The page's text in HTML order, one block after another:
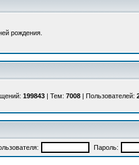
рождения.
199843 | Тем: 7008 | Пользователей:
Пароль: